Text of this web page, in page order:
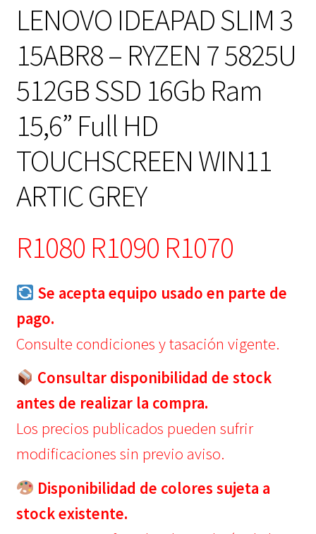
LENOVO IDEAPAD SLIM 3
15ABR8 – RYZEN 7 5825U
512GB SSD 16Gb Ram
15,6” Full HD
TOUCHSCREEN WIN11
ARTIC GREY
R1080 R1090 R1070
Se acepta equipo usado en parte de
pago.
Consulte condiciones y tasación vigente.
Consultar disponibilidad de stock
antes de realizar la compra.
Los precios publicados pueden sufrir
modificaciones sin previo aviso.
Disponibilidad de colores sujeta a
stock existente.